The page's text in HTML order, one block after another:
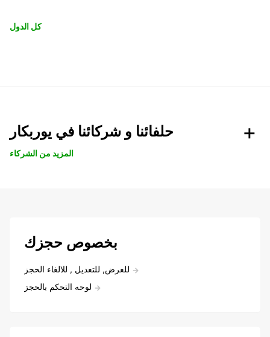
كل الدول
حلفائنا و شركائنا في يوربكار
المزيد من الشركاء
بخصوص حجزك
للعرض, للتعديل , للالغاء الحجز
لوحه التحكم بالحجز